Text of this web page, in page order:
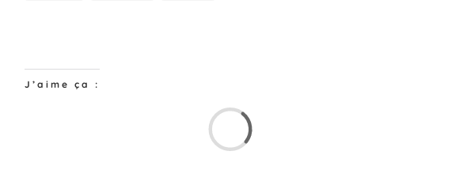
J’aime ça :